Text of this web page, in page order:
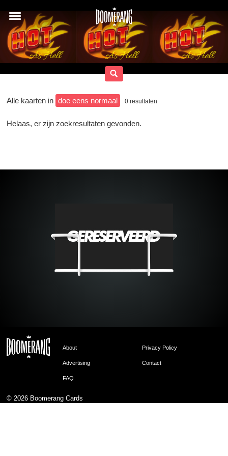
Alle kaarten in doe eens normaal 0 resultaten
Helaas, er zijn zoekresultaten gevonden.
About Privacy Policy
Advertising Contact
FAQ
© 2026 Boomerang Cards